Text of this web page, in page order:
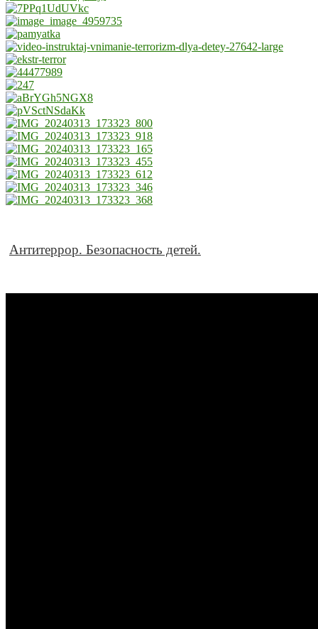
Антитеррор. Безопасность детей.